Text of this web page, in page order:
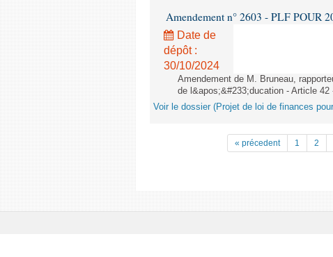
Amendement n° 2603 - PLF POUR
Date de
dépôt :
30/10/2024
Amendement de M. Bruneau,
de l&apos;&#233;ducation - Article 42
Voir le dossier (Projet de loi de finances
« précedent 1 2